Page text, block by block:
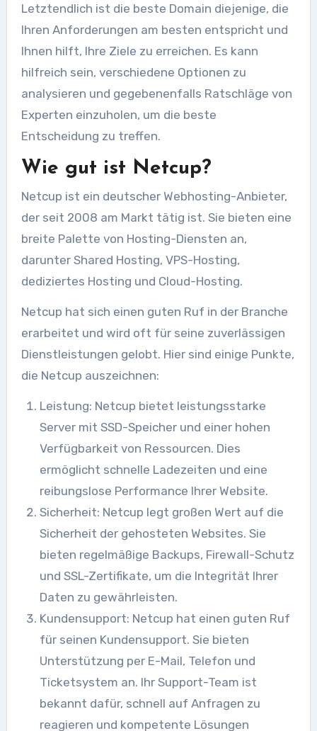
Letztendlich ist die beste Domain diejenige, die
Ihren Anforderungen am besten entspricht und
Ihnen hilft, Ihre Ziele zu erreichen. Es kann
hilfreich sein, verschiedene Optionen zu
analysieren und gegebenenfalls Ratschläge von
Experten einzuholen, um die beste
Entscheidung zu treffen.
Wie gut ist Netcup?
Netcup ist ein deutscher Webhosting-Anbieter,
der seit 2008 am Markt tätig ist. Sie bieten eine
breite Palette von Hosting-Diensten an,
darunter Shared Hosting, VPS-Hosting,
dediziertes Hosting und Cloud-Hosting.
Netcup hat sich einen guten Ruf in der Branche
erarbeitet und wird oft für seine zuverlässigen
Dienstleistungen gelobt. Hier sind einige Punkte,
die Netcup auszeichnen:
Leistung: Netcup bietet leistungsstarke
Server mit SSD-Speicher und einer hohen
Verfügbarkeit von Ressourcen. Dies
ermöglicht schnelle Ladezeiten und eine
reibungslose Performance Ihrer Website.
Sicherheit: Netcup legt großen Wert auf die
Sicherheit der gehosteten Websites. Sie
bieten regelmäßige Backups, Firewall-Schutz
und SSL-Zertifikate, um die Integrität Ihrer
Daten zu gewährleisten.
Kundensupport: Netcup hat einen guten Ruf
für seinen Kundensupport. Sie bieten
Unterstützung per E-Mail, Telefon und
Ticketsystem an. Ihr Support-Team ist
bekannt dafür, schnell auf Anfragen zu
reagieren und kompetente Lösungen